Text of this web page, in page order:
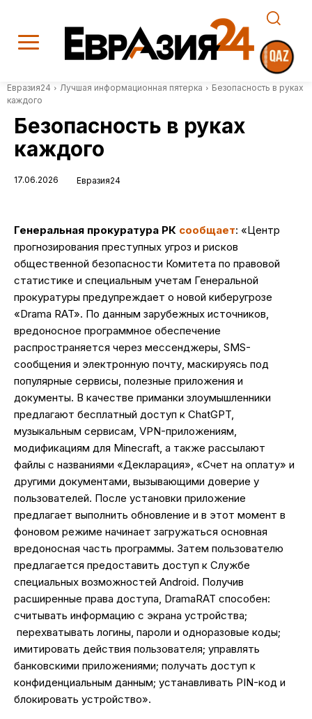
Евразия24 Лучшая информационная пятерка
Безопасность в руках
каждого
Безопасность в руках
каждого
17.06.2026 Евразия24
Генеральная прокуратура РК сообщает: «Центр
прогнозирования преступных угроз и рисков
общественной безопасности Комитета по правовой
статистике и специальным учетам Генеральной
прокуратуры предупреждает о новой киберугрозе
«Drama RAT». По данным зарубежных источников,
вредоносное программное обеспечение
распространяется через мессенджеры, SMS-
сообщения и электронную почту, маскируясь под
популярные сервисы, полезные приложения и
документы. В качестве приманки злоумышленники
предлагают бесплатный доступ к ChatGPT,
музыкальным сервисам, VPN-приложениям,
модификациям для Minecraft, а также рассылают
файлы с названиями «Декларация», «Счет на оплату» и
другими документами, вызывающими доверие у
пользователей. После установки приложение
предлагает выполнить обновление и в этот момент в
фоновом режиме начинает загружаться основная
вредоносная часть программы. Затем пользователю
предлагается предоставить доступ к Службе
специальных возможностей Android. Получив
расширенные права доступа, DramaRAT способен:
считывать информацию с экрана устройства;
перехватывать логины, пароли и одноразовые коды;
имитировать действия пользователя; управлять
банковскими приложениями; получать доступ к
конфиденциальным данным; устанавливать PIN-код и
блокировать устройство».